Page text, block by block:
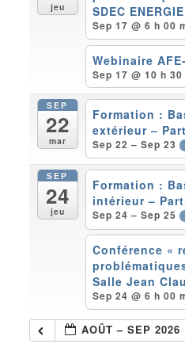
jeu
SDEC ENERGIE
Sep 17 @ 6 h 00
Webinaire
Sep 17 @ 10 h
SEP
22
mar
Formation :
extérieur –
Sep 22 – Sep 23
SEP
24
jeu
Formation :
intérieur –
Sep 24 – Sep 25
Conférence «
Salle Jean
Sep 24 @ 6 h 00
AOÛT – SEP 2026